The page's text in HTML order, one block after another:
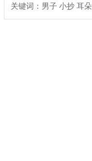
关键词：男子 小抄 耳朵